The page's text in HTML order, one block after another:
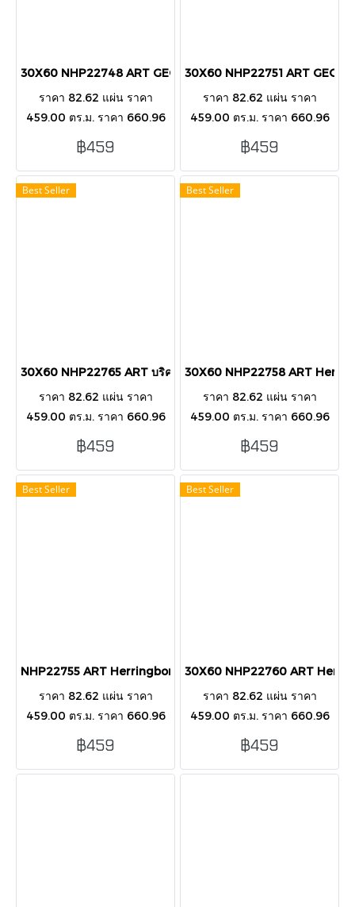
30X60 NHP22748 ART GEOMETRIC PINK GLOSS (PK8)
ราคา 82.62 แผ่น ราคา
459.00 ตร.ม. ราคา 660.96
กล่อง บรรขุ 8 แผ่น/กล่อง/1.44
ตารางเมตร กระเบื้องตกแต่ง
ผนังภายนอก-ในอาคาร
฿459
30X60 NHP22751 ART
ราคา 82.62 แผ่น ราคา
459.00 ตร.ม. ราคา 660.96
กล่อง บรรขุ 8 แผ่น/กล่อง/1.44
ตารางเมตร กระเบื้องตกแต่ง
ผนังภายนอก-ในอาคาร
฿459
Best Seller
30X60 NHP22765 ART บริค ชมพู GLOSSY
ราคา 82.62 แผ่น ราคา
459.00 ตร.ม. ราคา 660.96
กล่อง บรรขุ 8 แผ่น/กล่อง/1.44
ตารางเมตร กระเบื้องตกแต่ง
ผนังภายนอก-ในอาคาร
฿459
Best Seller
30X60 NHP22758 ART
ราคา 82.62 แผ่น ราคา
459.00 ตร.ม. ราคา 660.96
กล่อง บรรขุ 8 แผ่น/กล่อง/1.44
ตารางเมตร กระเบื้องตกแต่ง
ผนังภายนอก-ในอาคาร
฿459
Best Seller
NHP22755 ART Herringbone Blue 30X60 PK8
ราคา 82.62 แผ่น ราคา
459.00 ตร.ม. ราคา 660.96
กล่อง บรรขุ 8 แผ่น/กล่อง/1.44
ตารางเมตร กระเบื้องตกแต่ง
ผนังภายนอก-ในอาคาร
฿459
Best Seller
30X60 NHP22760 ART
ราคา 82.62 แผ่น ราคา
459.00 ตร.ม. ราคา 660.96
กล่อง บรรขุ 8 แผ่น/กล่อง/1.44
ตารางเมตร กระเบื้องตกแต่ง
ผนังภายนอก-ในอาคาร
฿459